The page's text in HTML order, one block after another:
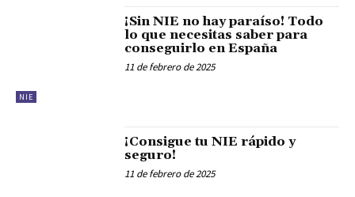
NIE
¡Sin NIE no hay paraíso! Todo
lo que necesitas saber para
conseguirlo en España
11 de febrero de 2025
¡Consigue tu NIE rápido y
seguro!
11 de febrero de 2025